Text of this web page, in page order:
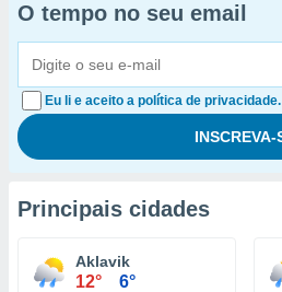
O tempo no seu email
Eu li e aceito a política de privacidade.
Principais cidades
Aklavik
12° 6°